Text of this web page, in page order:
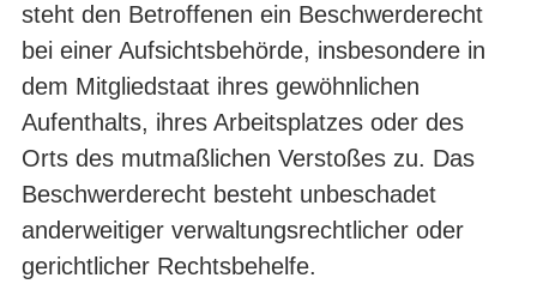
steht den Betroffenen ein Beschwerderecht
bei einer Aufsichtsbehörde, insbesondere in
dem Mitgliedstaat ihres gewöhnlichen
Aufenthalts, ihres Arbeitsplatzes oder des
Orts des mutmaßlichen Verstoßes zu. Das
Beschwerderecht besteht unbeschadet
anderweitiger verwaltungsrechtlicher oder
gerichtlicher Rechtsbehelfe.